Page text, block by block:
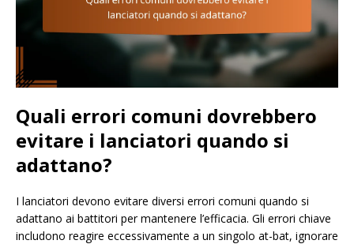
Quali errori comuni dovrebbero
evitare i lanciatori quando si
adattano?
I lanciatori devono evitare diversi errori comuni quando si
adattano ai battitori per mantenere l’efficacia. Gli errori chiave
includono reagire eccessivamente a un singolo at-bat, ignorare